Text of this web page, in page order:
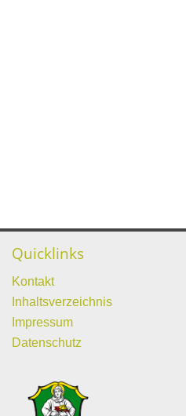
Quicklinks
Kontakt
Inhaltsverzeichnis
Impressum
Datenschutz